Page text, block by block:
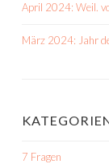
April 2024: Weil.
März 2024: Jahr
7 Fragen